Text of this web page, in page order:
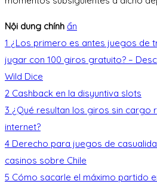
Nội dung chính ẩn
1 ¿Los primero es antes juegos de
jugar con 100 giros gratuito? –
Wild Dice
2 Cashback en la disyuntiva slots
3 ¿Qué resultan los giros sin cargo
internet?
4 Derecho para juegos de
casinos sobre Chile
5 Cómo sacarle el máximo partido